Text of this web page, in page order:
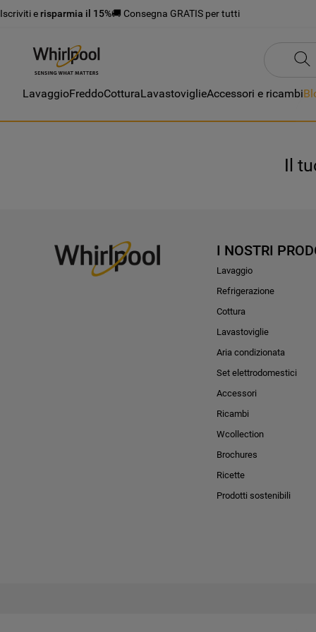
Iscriviti e risparmia il 15%🚚 Consegna GRATIS per tutti
LavaggioFreddoCotturaLavastoviglieAccessori e ricambi
Il
I NOSTRI
Lavaggio
Refrigerazione
Cottura
Lavastoviglie
Aria condizionata
Set elettrodomestici
Accessori
Ricambi
Wcollection
Brochures
Ricette
Prodotti sostenibili